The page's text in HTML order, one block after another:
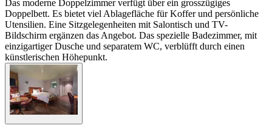
Das moderne Doppelzimmer verfügt über ein grosszügiges
Doppelbett. Es bietet viel Ablagefläche für Koffer und persönliche
Utensilien. Eine Sitzgelegenheiten mit Salontisch und TV-
Bildschirm ergänzen das Angebot. Das spezielle Badezimmer, mit
einzigartiger Dusche und separatem WC, verblüfft durch einen
künstlerischen Höhepunkt.